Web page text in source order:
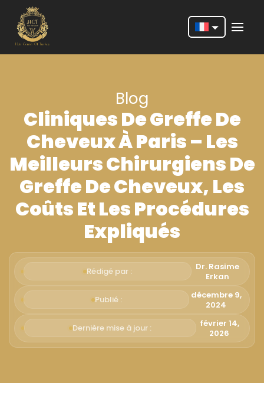
Deutsch
Português
Español
Türkçe
Italiano
Русский
Български
Blog
Cliniques De Greffe De
Cheveux À Paris – Les
Meilleurs Chirurgiens De
Greffe De Cheveux, Les
Coûts Et Les Procédures
Expliqués
Rédigé par :
Dr. Rasime
Erkan
Publié :
décembre 9,
2024
Dernière mise à jour :
février 14,
2026